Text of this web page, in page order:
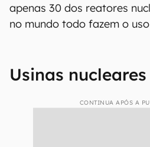
apenas 30 dos reatores
no mundo todo fazem o
Usinas
CONTINUA APÓS A